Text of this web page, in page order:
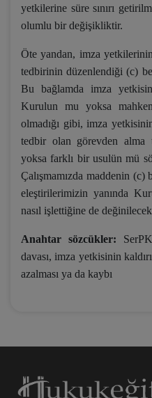
yetkilerine süre sınırı
olumlu bir değişikliktir.
Öte yandan, imza
tedbirinin düzenlendiği (c)
Bu bağlamda imza
Kurulun mu yoksa
olmadığı gibi, imza
tedbir olan görevden alma
yoksa farklı bir usulün mü
Çalışmamızda maddenin
eleştirilerimizin yanında
nasıl işlettiğine de
Anahtar sözcükler:
davası, imza yetkisinin
azalması ya da kaybı